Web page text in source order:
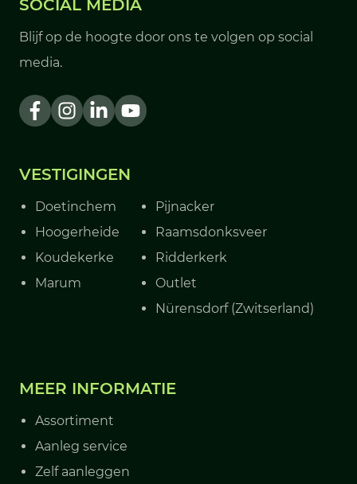
SOCIAL MEDIA
Blijf op de hoogte door ons te volgen op social
media.
VESTIGINGEN
Doetinchem
Hoogerheide
Koudekerke
Marum
Pijnacker
Raamsdonksveer
Ridderkerk
Outlet
Nürensdorf (Zwitserland)
MEER INFORMATIE
Assortiment
Aanleg service
Zelf aanleggen